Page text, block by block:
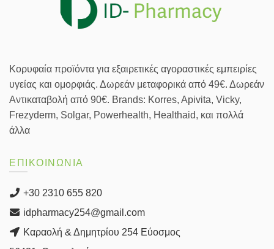
Κορυφαία προϊόντα για εξαιρετικές αγοραστικές εμπειρίες
υγείας και ομορφιάς. Δωρεάν μεταφορικά από 49€. Δωρεάν
Αντικαταβολή από 90€. Brands: Korres, Apivita, Vicky,
Frezyderm, Solgar, Powerhealth, Healthaid, και πολλά
άλλα
ΕΠΙΚΟΙΝΩΝΙΑ
+30 2310 655 820
idpharmacy254@gmail.com
Καραολή & Δημητρίου 254 Εύοσμος